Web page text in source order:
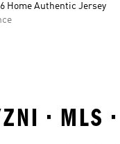
Home Authentic Jersey
• MLS